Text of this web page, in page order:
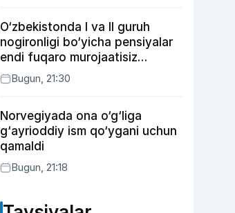
O‘zbekistonda I va II guruh
nogironligi bo‘yicha pensiyalar
endi fuqaro murojaatisiz
tayinlanishi mumkin
Bugun, 21:30
Norvegiyada ona o‘g‘liga
g‘ayrioddiy ism qo‘ygani uchun
qamaldi
Bugun, 21:18